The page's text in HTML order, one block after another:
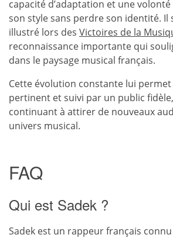
capacité d’adaptation et une
son style sans perdre son identité. Il
illustré lors des Victoires de la
reconnaissance importante qui
dans le paysage musical français.
Cette évolution constante lui
pertinent et suivi par un public
continuant à attirer de nouveaux
univers musical.
FAQ
Qui est Sadek ?
Sadek est un rappeur français